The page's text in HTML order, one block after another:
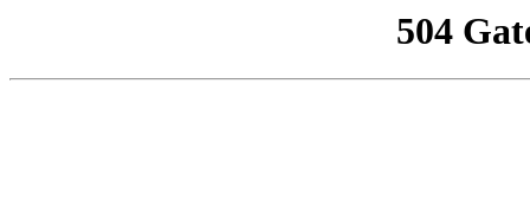
504